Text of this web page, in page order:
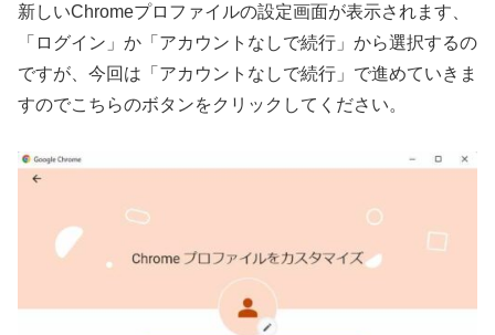
新しいChromeプロファイルの設定画面が表示されます、
「ログイン」か「アカウントなしで続行」から選択するの
ですが、今回は「アカウントなしで続行」で進めていきま
すのでこちらのボタンをクリックしてください。